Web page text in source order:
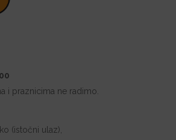
i praznicima ne radimo.
(istočni ulaz),